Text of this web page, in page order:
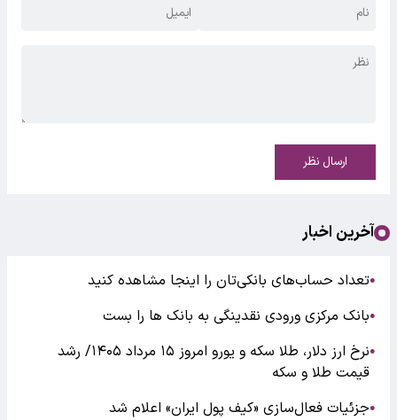
ارسال نظر
آخرین اخبار
●تعداد حساب‌های بانکی‌تان را اینجا مشاهده کنید
●بانک مرکزی ورودی نقدینگی به بانک ها را بست
●
نرخ ارز دلار، طلا سکه و یورو امروز ۱۵ مرداد ۱۴۰۵/ رشد
قیمت طلا و سکه
●جزئیات فعال‌سازی «کیف پول ایران» اعلام شد